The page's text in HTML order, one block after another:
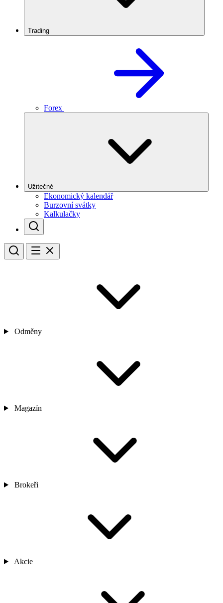
Trading
Forex
Užitečné
Ekonomický kalendář
Burzovní svátky
Kalkulačky
Odměny
Magazín
Brokeři
Akcie